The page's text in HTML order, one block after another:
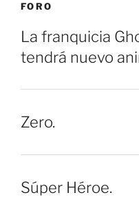
FORO
La franquicia
tendrá nuevo
Zero.
Súper Héroe.